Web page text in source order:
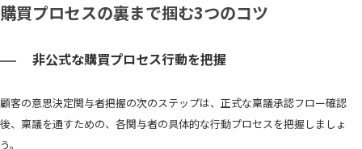
購買プロセスの裏まで掴む3つのコツ
非公式な購買プロセス行動を把握
顧客の意思決定関与者把握の次のステップは、正式な稟議承認フロー確認
後、稟議を通すための、各関与者の具体的な行動プロセスを把握しましょ
う。